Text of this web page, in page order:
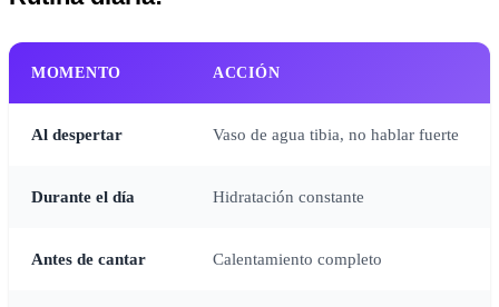
MOMENTO ACCIÓN
Al despertar Vaso de agua tibia, no hablar fuerte
Durante el día Hidratación constante
Antes de cantar Calentamiento completo